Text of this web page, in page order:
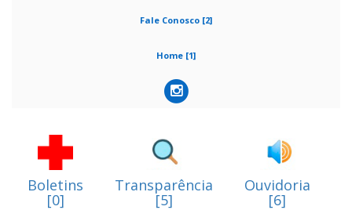
Fale Conosco [2]
Home [1]
Boletins
[0]
Transparência
[5]
Ouvidoria
[6]